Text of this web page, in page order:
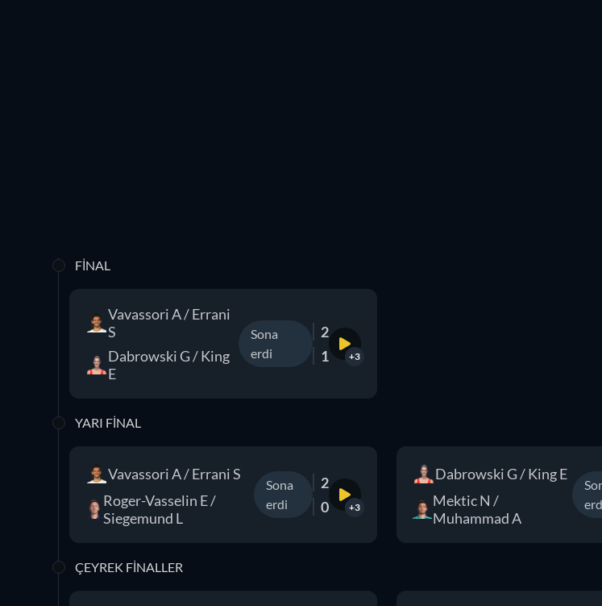
FINAL
Vavassori A / Errani
S
Dabrowski G / King
E
Sona
erdi
2
1
+3
YARI FINAL
Vavassori A / Errani S
Roger-Vasselin E /
Siegemund L
Sona
erdi
2
0
+3
Dabrowski G / King E
Mektic N /
Muhammad A
ÇEYREK FINALLER